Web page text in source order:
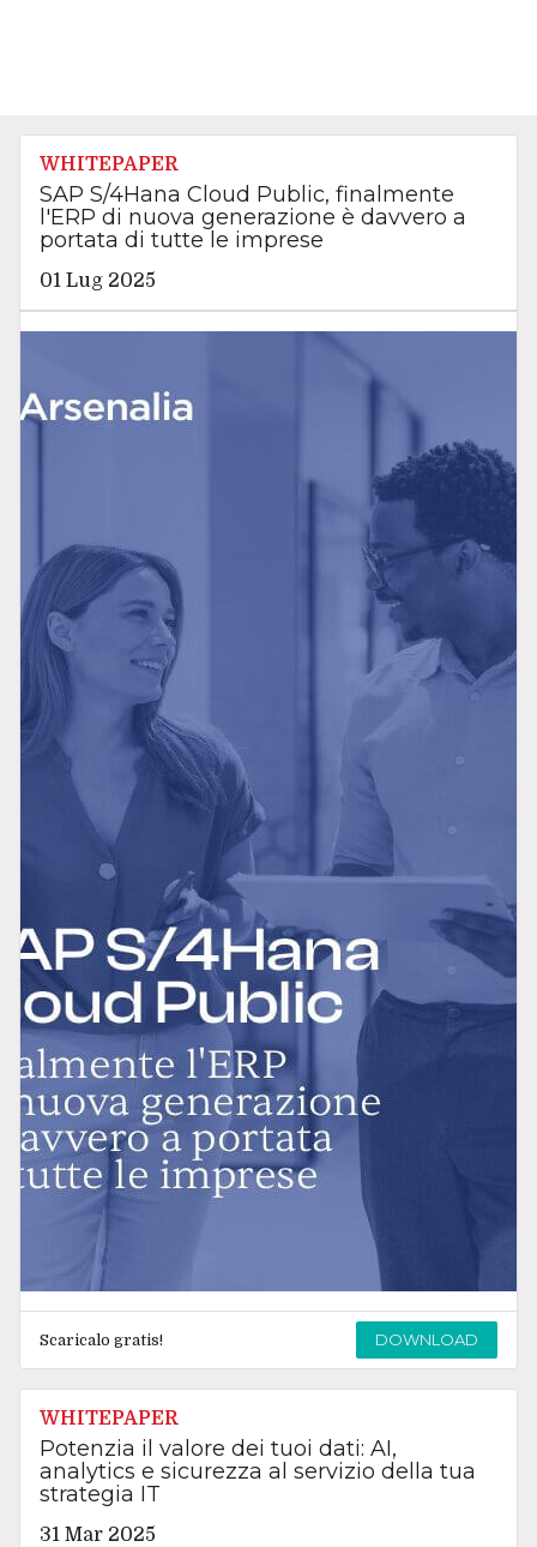
WHITEPAPER
SAP S/4Hana Cloud Public, finalmente
l'ERP di nuova generazione è davvero a
portata di tutte le imprese
01 Lug 2025
Scaricalo gratis! DOWNLOAD
WHITEPAPER
Potenzia il valore dei tuoi dati: AI,
analytics e sicurezza al servizio della tua
strategia IT
31 Mar 2025